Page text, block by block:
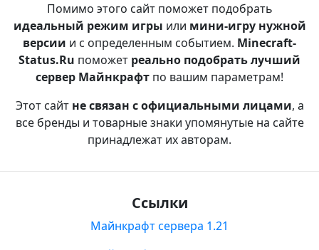
Помимо этого сайт поможет подобрать
идеальный режим игры или мини-игру нужной
версии и с определенным событием. Minecraft-
Status.Ru поможет реально подобрать лучший
сервер Майнкрафт по вашим параметрам!
Этот сайт не связан с официальными лицами, а
все бренды и товарные знаки упомянутые на сайте
принадлежат их авторам.
Ссылки
Майнкрафт сервера 1.21